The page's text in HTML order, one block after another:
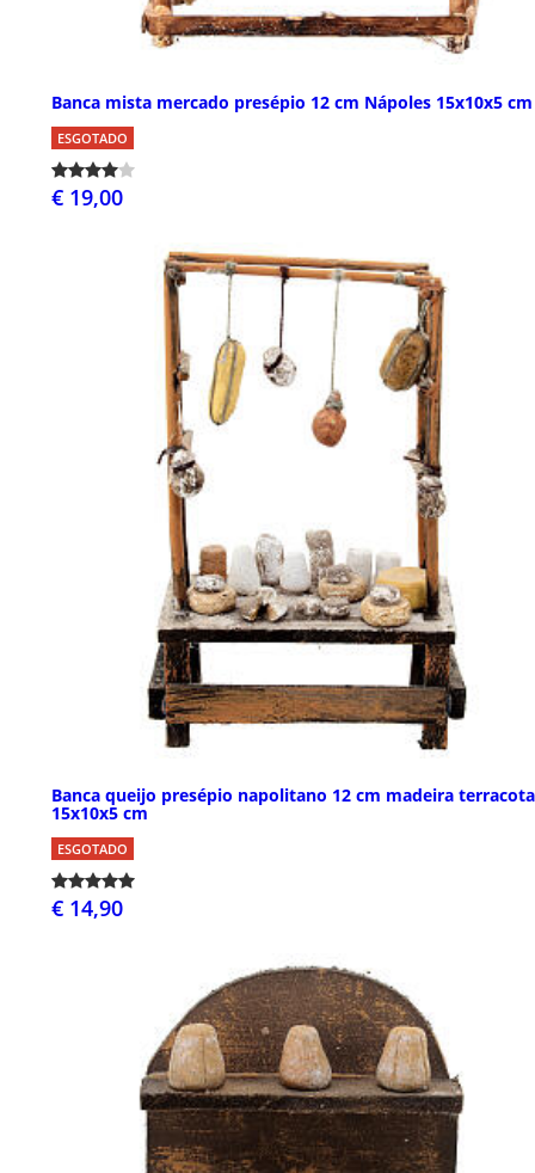
Banca mista mercado presépio 12 cm Nápoles 15x10x5 cm
ESGOTADO
€ 19,00
Banca queijo presépio napolitano 12 cm madeira terracota
15x10x5 cm
ESGOTADO
€ 14,90